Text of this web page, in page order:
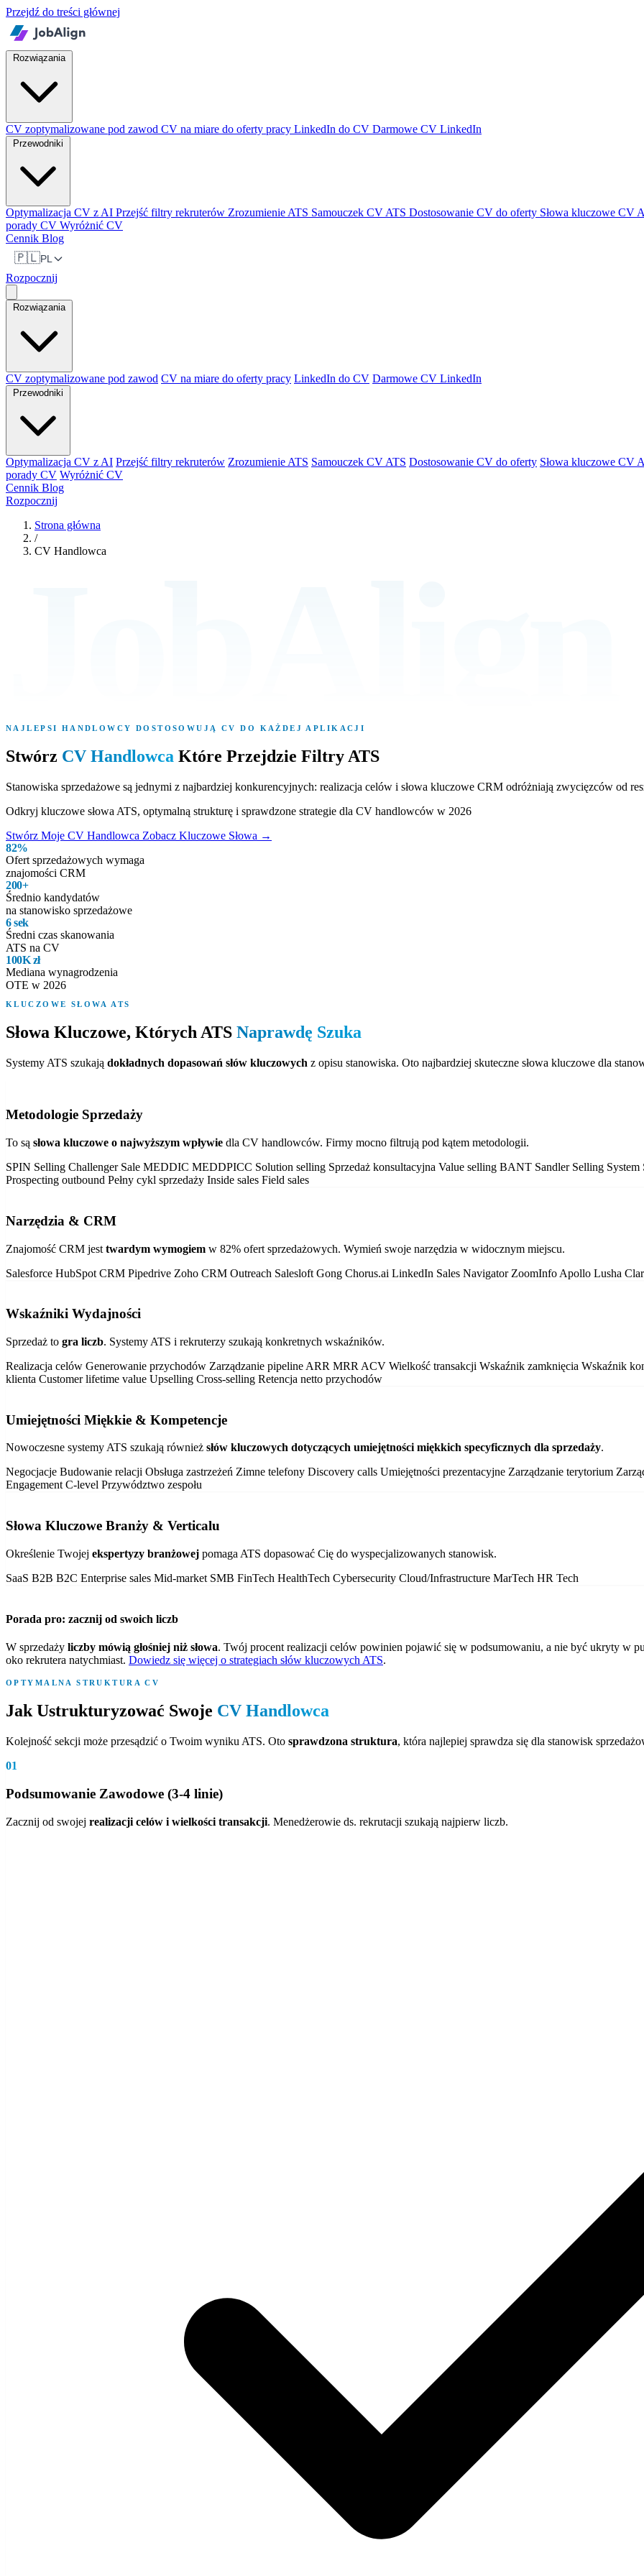
Przejdź do treści głównej
Rozwiązania
CV zoptymalizowane pod zawod CV na miare do oferty pracy LinkedIn do CV Darmowe CV LinkedIn
Optymalizacja CV z AI Przejść filtry rekruterów Zrozumienie ATS Samouczek CV ATS Dostosowanie CV do oferty Słowa kluczowe CV
porady CV Wyróżnić CV
Cennik Blog
🇵🇱PL
Rozpocznij
Rozwiązania
CV zoptymalizowane pod zawod CV na miare do oferty pracy LinkedIn do CV Darmowe CV LinkedIn
Optymalizacja CV z AI Przejść filtry rekruterów Zrozumienie ATS Samouczek CV ATS Dostosowanie CV do oferty Słowa kluczowe CV
porady CV Wyróżnić CV
Cennik Blog
Rozpocznij
Strona główna
/
CV Handlowca
NAJLEPSI HANDLOWCY DOSTOSOWUJĄ CV DO KAŻDEJ APLIKACJI
Stwórz CV Handlowca Które Przejdzie Filtry ATS
Stanowiska sprzedażowe są jednymi z najbardziej konkurencyjnych: realizacja celów i słowa kluczowe CRM odróżniają zwycięzców od
Odkryj kluczowe słowa ATS, optymalną strukturę i sprawdzone strategie dla CV handlowców w 2026
Stwórz Moje CV Handlowca Zobacz Kluczowe Słowa →
82%
Ofert sprzedażowych wymaga
znajomości CRM
200+
Średnio kandydatów
na stanowisko sprzedażowe
6 sek
Średni czas skanowania
ATS na CV
100K zł
Mediana wynagrodzenia
OTE w 2026
KLUCZOWE SŁOWA ATS
Słowa Kluczowe, Których ATS Naprawdę Szuka
Systemy ATS szukają dokładnych dopasowań słów kluczowych z opisu stanowiska. Oto najbardziej skuteczne słowa kluczowe dla
Metodologie Sprzedaży
To są słowa kluczowe o najwyższym wpływie dla CV handlowców. Firmy mocno filtrują pod kątem metodologii.
SPIN Selling Challenger Sale MEDDIC MEDDPICC Solution selling Sprzedaż konsultacyjna Value selling BANT Sandler Selling System
Prospecting outbound Pełny cykl sprzedaży Inside sales Field sales
Narzędzia & CRM
Znajomość CRM jest twardym wymogiem w 82% ofert sprzedażowych. Wymień swoje narzędzia w widocznym miejscu.
Salesforce HubSpot CRM Pipedrive Zoho CRM Outreach Salesloft Gong Chorus.ai LinkedIn Sales Navigator ZoomInfo Apollo Lusha
Wskaźniki Wydajności
Sprzedaż to gra liczb. Systemy ATS i rekruterzy szukają konkretnych wskaźników.
Realizacja celów Generowanie przychodów Zarządzanie pipeline ARR MRR ACV Wielkość transakcji Wskaźnik zamknięcia Wskaźnik
klienta Customer lifetime value Upselling Cross-selling Retencja netto przychodów
Umiejętności Miękkie & Kompetencje
Nowoczesne systemy ATS szukają również słów kluczowych dotyczących umiejętności miękkich specyficznych dla sprzedaży.
Negocjacje Budowanie relacji Obsługa zastrzeżeń Zimne telefony Discovery calls Umiejętności prezentacyjne Zarządzanie terytorium
Engagement C-level Przywództwo zespołu
Słowa Kluczowe Branży & Verticalu
Określenie Twojej ekspertyzy branżowej pomaga ATS dopasować Cię do wyspecjalizowanych stanowisk.
SaaS B2B B2C Enterprise sales Mid-market SMB FinTech HealthTech Cybersecurity Cloud/Infrastructure MarTech HR Tech
Porada pro: zacznij od swoich liczb
W sprzedaży liczby mówią głośniej niż słowa. Twój procent realizacji celów powinien pojawić się w podsumowaniu, a nie być ukryty w
oko rekrutera natychmiast. Dowiedz się więcej o strategiach słów kluczowych ATS.
OPTYMALNA STRUKTURA CV
Jak Ustrukturyzować Swoje CV Handlowca
Kolejność sekcji może przesądzić o Twoim wyniku ATS. Oto sprawdzona struktura, która najlepiej sprawdza się dla stanowisk
01
Podsumowanie Zawodowe (3-4 linie)
Zacznij od swojej realizacji celów i wielkości transakcji. Menedżerowie ds. rekrutacji szukają najpierw liczb.